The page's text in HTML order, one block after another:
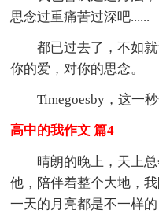
思念过重痛苦过深吧......
都已过去了，不如
你的爱，对你的思念。
Timegoesby，这一
高中的我作文 篇4
晴朗的晚上，天上
他，陪伴着整个大地，
一天的月亮都是不一样